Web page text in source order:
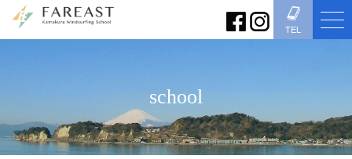
TEL
school